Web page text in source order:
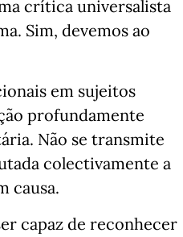
crítica universalista
Sim, devemos ao
em sujeitos
profundamente
Não se transmite
colectivamente a
causa.
capaz de reconhecer